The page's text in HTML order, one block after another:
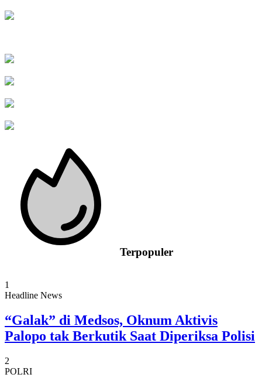
Terpopuler
1
Headline News
“Galak” di Medsos, Oknum Aktivis
Palopo tak Berkutik Saat Diperiksa Polisi
2
POLRI